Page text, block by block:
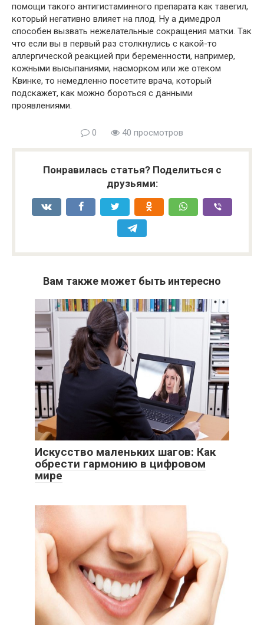
помощи такого антигистаминного препарата как тавегил,
который негативно влияет на плод. Ну а димедрол
способен вызвать нежелательные сокращения матки. Так
что если вы в первый раз столкнулись с какой-то
аллергической реакцией при беременности, например,
кожными высыпаниями, насморком или же отеком
Квинке, то немедленно посетите врача, который
подскажет, как можно бороться с данными
проявлениями.
0 40 просмотров
Понравилась статья? Поделиться с
друзьями:
Вам также может быть интересно
Искусство маленьких шагов: Как
обрести гармонию в цифровом
мире